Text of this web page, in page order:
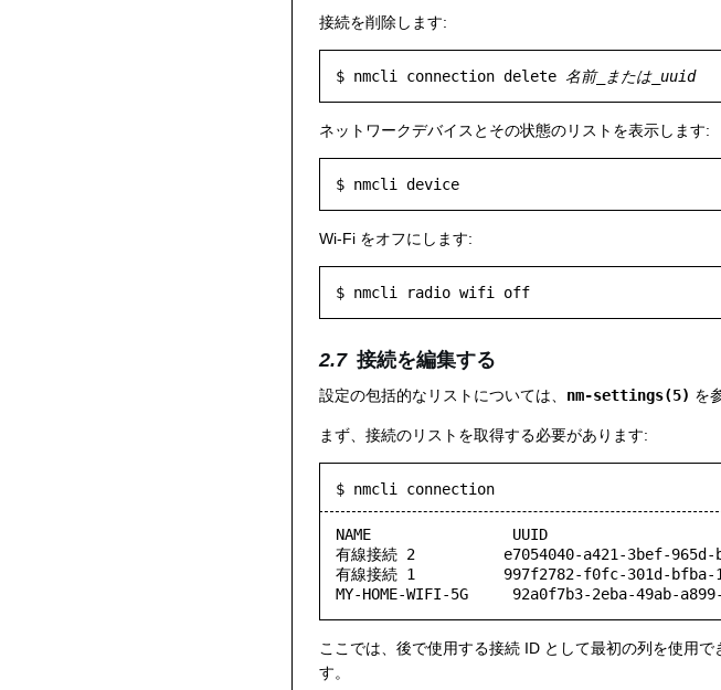
接続を削除します:
$ nmcli connection delete 名前_または_uuid
ネットワークデバイスとその状態のリストを表示します:
Wi-Fi をオフにします:
接続を編集する
設定の包括的なリストについては、 nm-settings(5) を
まず、接続のリストを取得する必要があります:
$ nmcli connection
NAME                UUID
有線接続 2          e7054040-a421-3bef-965d-
有線接続 1          997f2782-f0fc-301d-bfba-
ここでは、後で使用する接続 ID として最初の列を使用で
す。